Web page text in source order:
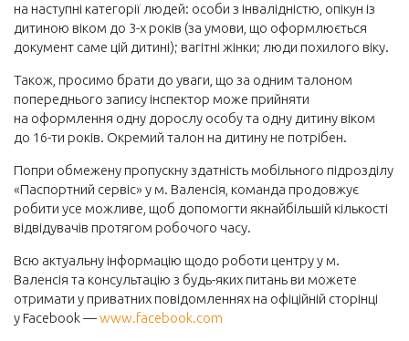
на наступні категорії людей: особи з інвалідністю, опікун із
дитиною віком до 3-х років (за умови, що оформлюється
документ саме цій дитині); вагітні жінки; люди похилого віку.
Також, просимо брати до уваги, що за одним талоном
попереднього запису інспектор може прийняти
на оформлення одну дорослу особу та одну дитину віком
до 16-ти років. Окремий талон на дитину не потрібен.
Попри обмежену пропускну здатність мобільного підрозділу
«Паспортний сервіс» у м. Валенсія, команда продовжує
робити усе можливе, щоб допомогти якнайбільшій кількості
відвідувачів протягом робочого часу.
Всю актуальну інформацію щодо роботи центру у м.
Валенсія та консультацію з будь-яких питань ви можете
отримати у приватних повідомленнях на офіційній сторінці
у Facebook —www.facebook.com